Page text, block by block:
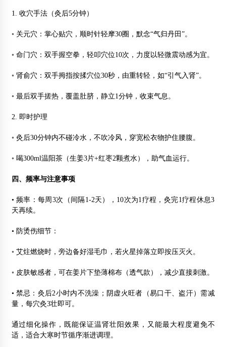
1. 收穴手法（灸后5分钟）
◦ 关元穴：掌心贴穴，顺时针轻摩30圈，默念“气归丹田”。
◦ 命门穴：双手握空拳，轻叩穴位10次，力度以轻微震动感为宜。
◦ 肾俞穴：双手拇指按揉穴位30秒，由重转轻，如“引气入肾”。
◦ 最后双手搓热，覆盖肚脐，静立1分钟，收束气息。
2. 即时护理
◦ 灸后30分钟内不碰冷水，不吹冷风，穿宽松衣物护住腰腹。
◦ 喝300ml温阳茶（生姜3片+红枣2颗煮水），助气血运行。
四、频率与注意事项
• 频率：每周3次（间隔1-2天），10次为1疗程，灸完1疗程休息3
天再续。
• 防烫伤细节：
◦ 艾炷燃烧时，旁边备好湿毛巾，若火星掉落立即按压灭火。
◦ 皮肤敏感者，可在姜片下垫薄棉布（透气款），减少直接刺激。
• 禁忌：灸后2小时内不洗澡；阴虚火旺者（易口干、盗汗）需减
量，每穴灸3壮即可。
通过细化操作，既能保证温肾壮阳效果，又能最大程度避免不
适，适合大寒时节循序渐进调理。